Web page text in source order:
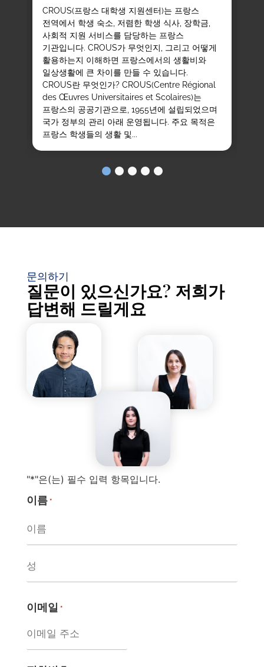
CROUS(프랑스 대학생 지원센터)는 프랑스
전역에서 학생 숙소, 저렴한 학생 식사, 장학금,
사회적 지원 서비스를 담당하는 프랑스
기관입니다. CROUS가 무엇인지, 그리고 어떻게
활용하는지 이해하면 프랑스에서의 생활비와
일상생활에 큰 차이를 만들 수 있습니다.
CROUS란 무엇인가? CROUS(Centre Régional
des Œuvres Universitaires et Scolaires)는
프랑스의 공공기관으로, 1955년에 설립되었으며
국가 정부의 관리 아래 운영됩니다. 주요 목적은
프랑스 학생들의 생활 및...
문의하기
질문이 있으신가요? 저희가
답변해 드릴게요
"*"은(는) 필수 입력 항목입니다.
이름 *
이메일 *